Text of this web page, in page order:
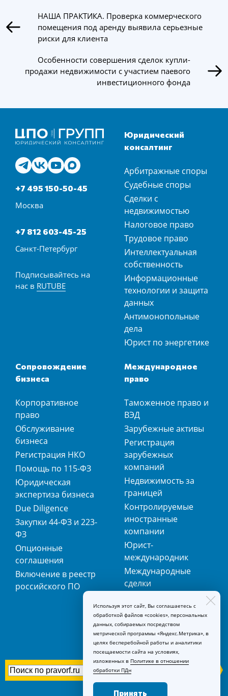
НАША ПРАКТИКА. Проверка коммерческого
помещения под аренду выявила серьезные
риски для клиента
Особенности совершения сделок купли-
продажи недвижимости с участием паевого
инвестиционного фонда
+7 495 150-50-45
Москва
+7 812 603-45-25
Санкт-Петербург
Подписывайтесь на
нас в RUTUBE
Юридический
консалтинг
Арбитражные споры
Судебные споры
Сделки с
недвижимостью
Налоговое право
Трудовое право
Интеллектуальная
собственность
Информационные
технологии и защита
данных
Антимонопольные
дела
Юрист по энергетике
Сопровождение
бизнеса
Корпоративное
право
Обслуживание
бизнеса
Регистрация НКО
Помощь по 115-ФЗ
Юридическая
экспертиза бизнеса
Due Diligence
Закупки 44-ФЗ и 223-
ФЗ
Опционные
соглашения
Включение в реестр
российского ПО
Международное
право
Таможенное право и
ВЭД
Зарубежные активы
Регистрация
зарубежных
компаний
Недвижимость за
границей
Контролируемые
иностранные
компании
Юрист-
международник
Международные
сделки
регистрация
товарных знаков
Используя этот сайт, Вы соглашаетесь с
обработкой файлов «cookies», персональных
данных, собираемых посредством
метрической программы «Яндекс.Метрика», в
целях бесперебойной работы и аналитики
посещаемости сайта на условиях,
изложенных в Политике в отношении
обработки ПДн
Принять